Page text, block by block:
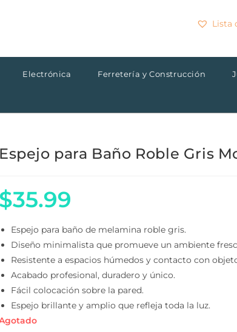
Lista
Electrónica Ferretería y Construcción
Espejo para Baño Roble Gris
$35.99
Espejo para baño de melamina roble gris.
Diseño minimalista que promueve un ambiente
Resistente a espacios húmedos y contacto con objetos
Acabado profesional, duradero y único.
Fácil colocación sobre la pared.
Espejo brillante y amplio que refleja toda la luz.